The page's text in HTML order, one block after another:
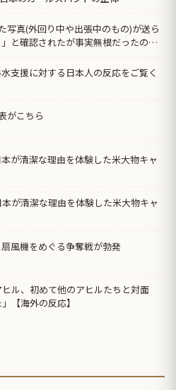
写真(外回り中や出張中のもの)が送ら
と確認されたが事実無根だったので
支援に対する日本人の反応をご覧く
がこちら
が清潔な理由を体験した米大物キャ
が清潔な理由を体験した米大物キャ
風機をめぐる争奪戦が勃発
ル、初めて他のアヒルたちと対面
【海外の反応】